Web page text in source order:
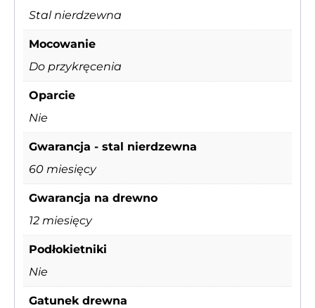
Stal nierdzewna
Mocowanie
Do przykręcenia
Oparcie
Nie
Gwarancja - stal nierdzewna
60 miesięcy
Gwarancja na drewno
12 miesięcy
Podłokietniki
Nie
Gatunek drewna